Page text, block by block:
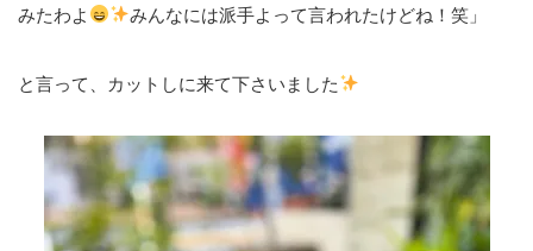
みたわよ
みんなには派手よって言われたけどね！笑」
と言って、カットしに来て下さいました